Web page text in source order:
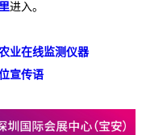
进入。
业在线监测仪器
宣传语